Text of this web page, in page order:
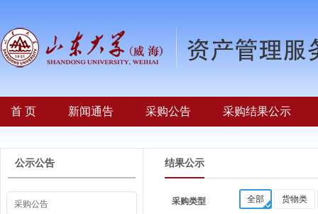
首 页 新闻通告 采购公告 采购结果公示
公示公告
采购公告
结果公示
采购类型 全部 货物类